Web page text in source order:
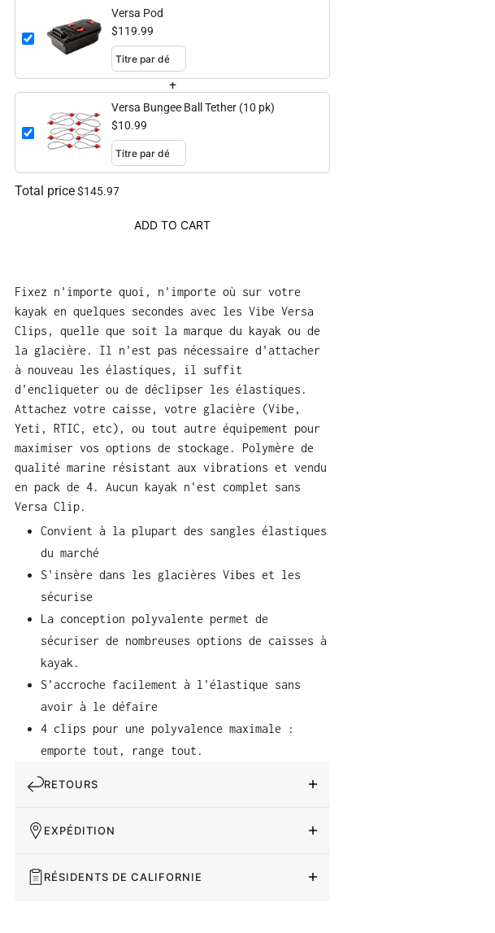
Versa Pod
$119.99
+
Versa Bungee Ball Tether (10 pk)
$10.99
Total price$145.97
ADD TO CART
Fixez n'importe quoi, n'importe où sur votre
kayak en quelques secondes avec les Vibe Versa
Clips, quelle que soit la marque du kayak ou de
la glacière. Il n'est pas nécessaire d'attacher
à nouveau les élastiques, il suffit
d'encliqueter ou de déclipser les élastiques.
Attachez votre caisse, votre glacière (Vibe,
Yeti, RTIC, etc), ou tout autre équipement pour
maximiser vos options de stockage. Polymère de
qualité marine résistant aux vibrations et vendu
en pack de 4. Aucun kayak n'est complet sans
Versa Clip.
Convient à la plupart des sangles élastiques
du marché
S'insère dans les glacières Vibes et les
sécurise
La conception polyvalente permet de
sécuriser de nombreuses options de caisses à
kayak.
S'accroche facilement à l'élastique sans
avoir à le défaire
4 clips pour une polyvalence maximale :
emporte tout, range tout.
RETOURS
EXPÉDITION
RÉSIDENTS DE CALIFORNIE